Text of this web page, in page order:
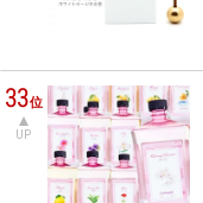
33位
UP